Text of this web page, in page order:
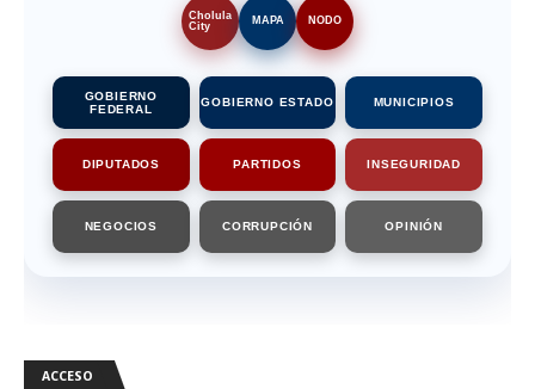
Cholula
City
MAPA NODO
GOBIERNO
FEDERAL
GOBIERNO ESTADO MUNICIPIOS
DIPUTADOS PARTIDOS INSEGURIDAD
NEGOCIOS CORRUPCIÓN OPINIÓN
ACCESO